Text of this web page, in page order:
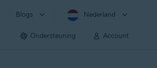
Blogs Nederland
Ondersteuning Account